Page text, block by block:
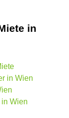
in
in Wien
Wien